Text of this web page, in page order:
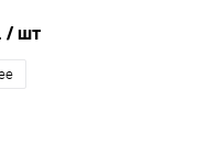
/ шт